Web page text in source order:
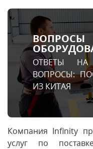
ОТВЕТЫ НА
ВОПРОСЫ:
ИЗ КИТАЯ
Компания Infinity
услуг по